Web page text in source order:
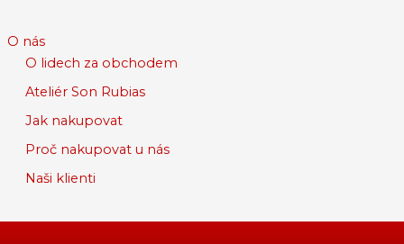
O nás
O lidech za obchodem
Ateliér Son Rubias
Jak nakupovat
Proč nakupovat u nás
Naši klienti